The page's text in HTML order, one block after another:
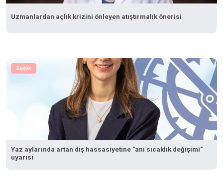
Uzmanlardan açlık krizini önleyen atıştırmalık önerisi
Sağlık
Yaz aylarında artan diş hassasiyetine "ani sıcaklık değişimi"
uyarısı